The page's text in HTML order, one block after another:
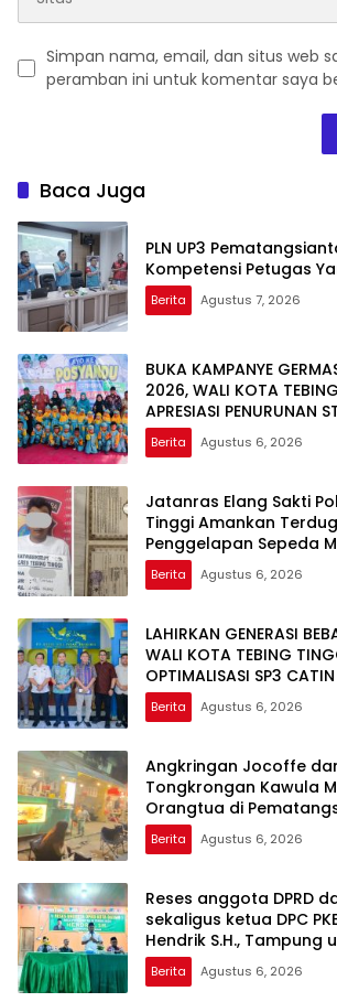
Simpan nama, email, dan situs web
peramban ini untuk komentar saya
Baca Juga
PLN UP3
Kompetensi Petugas
Berita Agustus 7, 2026
BUKA KAMPANYE
2026, WALI KOTA
APRESIASI PENURUNAN
Berita Agustus 6, 2026
Jatanras Elang Sakti
Tinggi Amankan
Penggelapan Sepeda
Berita Agustus 6, 2026
LAHIRKAN GENERASI
WALI KOTA TEBING
OPTIMALISASI SP3 CATIN
Berita Agustus 6, 2026
Angkringan Jocoffe
Tongkrongan Kawula
Orangtua di
Berita Agustus 6, 2026
Reses anggota DPRD
sekaligus ketua DPC
Hendrik S.H., Tampung
Patam Indah Minta
Sarana Olahraga
Berita Agustus 6, 2026